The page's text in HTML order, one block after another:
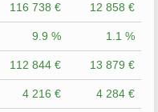
116 738 € 12 858 €
9.9 % 1.1 %
112 844 € 13 879 €
4 216 € 4 284 €